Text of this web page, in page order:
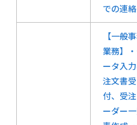
での連絡
【一般
業務】
ータ入力
注文書受
付、受
ーダー